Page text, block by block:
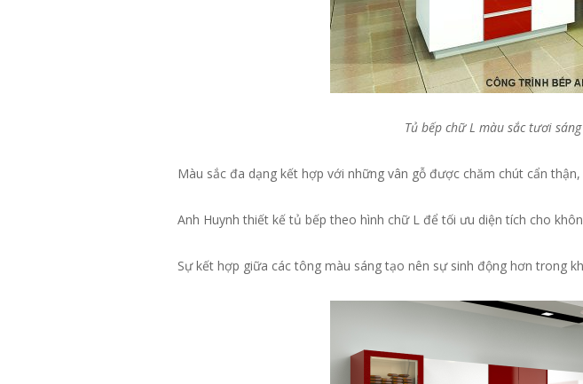
Tủ bếp chữ L màu sắc tươi
Màu sắc đa dạng kết hợp với những vân gỗ được chăm chút cẩn
Anh Huynh thiết kế tủ bếp theo hình chữ L để tối ưu diện tích cho
Sự kết hợp giữa các tông màu sáng tạo nên sự sinh động hơn trong